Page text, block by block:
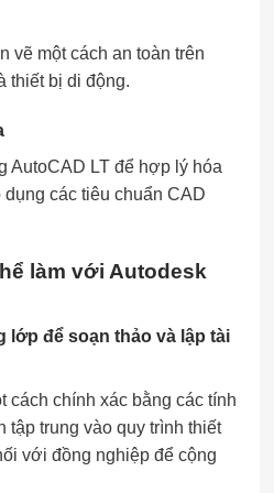
vẽ một cách an toàn trên
thiết bị di động.
AutoCAD LT để hợp lý hóa
các tiêu chuẩn CAD
làm với Autodesk
lớp để soạn thảo và lập tài
cách chính xác bằng các tính
tập trung vào quy trình thiết
với đồng nghiệp để cộng